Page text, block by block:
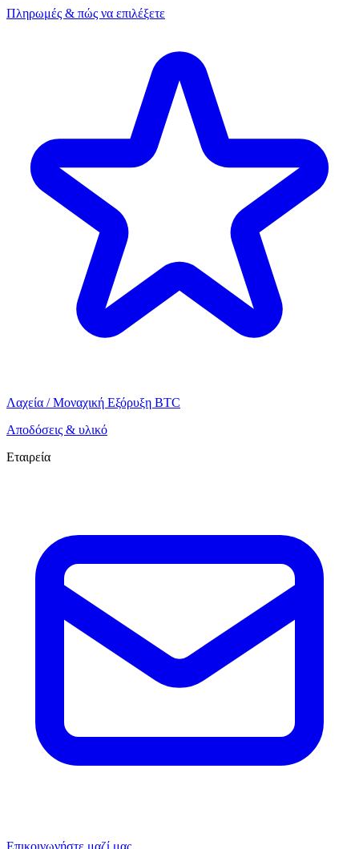
Πληρωμές & πώς να επιλέξετε
Λαχεία / Μοναχική Εξόρυξη BTC
Αποδόσεις & υλικό
Εταιρεία
Επικοινωνήστε μαζί μας